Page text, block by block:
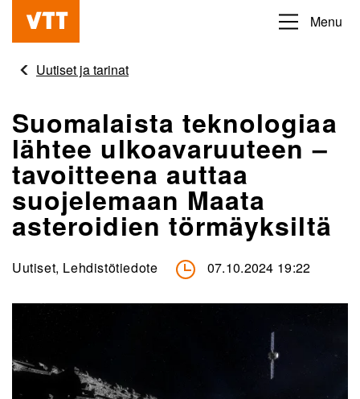
Hyppää
pääsisältöön
Beyond
obvious
Menu
Uutiset ja tarinat
Suomalaista teknologiaa
lähtee ulkoavaruuteen –
tavoitteena auttaa
suojelemaan Maata
asteroidien törmäyksiltä
Uutiset, Lehdistötiedote 07.10.2024 19:22